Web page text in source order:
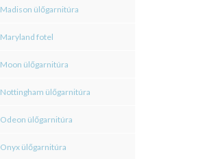
Madison ülőgarnitúra
Maryland fotel
Moon ülőgarnitúra
Nottingham ülőgarnitúra
Odeon ülőgarnitúra
Onyx ülőgarnitúra